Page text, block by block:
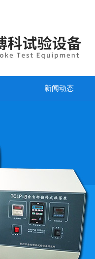
新闻动态